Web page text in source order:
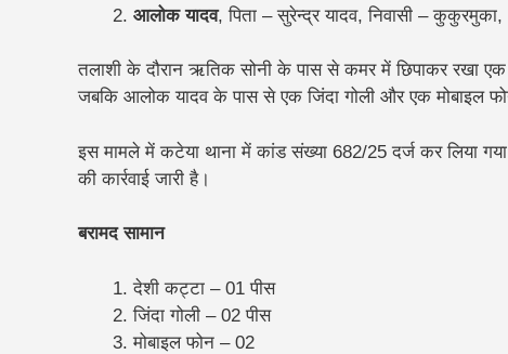
आलोक यादव, पिता – सुरेन्द्र यादव, निवासी –
तलाशी के दौरान ऋतिक सोनी के पास से कमर में छिपाकर रखा एक
जबकि आलोक यादव के पास से एक जिंदा गोली और एक मोबाइल
इस मामले में कटेया थाना में कांड संख्या 682/25 दर्ज कर लिया
की कार्रवाई जारी है।
बरामद सामान
देशी कट्टा – 01 पीस
जिंदा गोली – 02 पीस
मोबाइल फोन – 02